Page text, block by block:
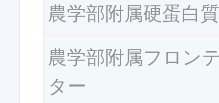
農学部附属硬蛋白
農学部附属フロン
ター